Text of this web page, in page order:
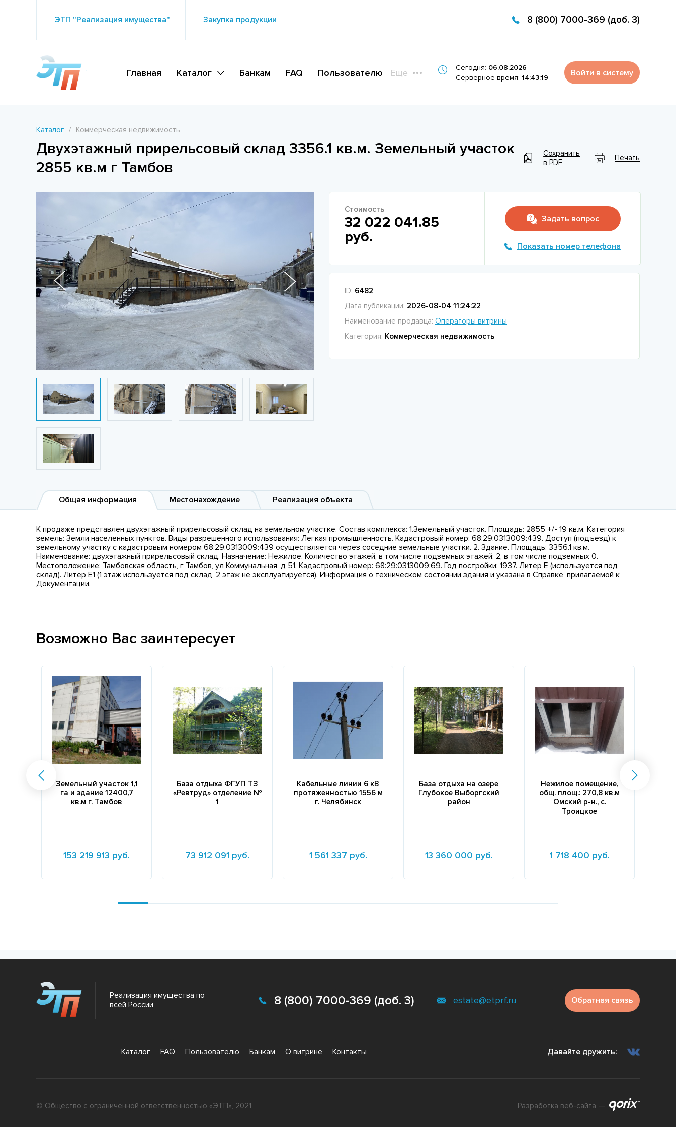
ЭТП "Реализация имущества" Закупка продукции 8 (800) 7000-369 (доб. 3)
Главная Каталог Банкам FAQ Пользователю Еще Сегодня: 06.08.2026
Серверное время: 14:43:19 Войти в систему
Каталог Коммерческая недвижимость
Двухэтажный прирельсовый склад 3356.1 кв.м. Земельный участок
2855 кв.м г Тамбов
Сохранить
в PDF
Печать
Стоимость
32 022 041.85
руб.
Задать вопрос
Показать номер телефона
ID: 6482
Дата публикации: 2026-08-04 11:24:22
Наименование продавца: Операторы витрины
Категория: Коммерческая недвижимость
Общая информация Местонахождение Реализация объекта
К продаже представлен двухэтажный прирельсовый склад на земельном участке. Состав комплекса: 1.Земельный участок. Площадь: 2855 +/- 19 кв.м. Категория
земель: Земли населенных пунктов. Виды разрешенного использования: Легкая промышленность. Кадастровый номер: 68:29:0313009:439. Доступ (подъезд) к
земельному участку с кадастровым номером 68:29:0313009:439 осуществляется через соседние земельные участки. 2. Здание. Площадь: 3356.1 кв.м.
Наименование: двухэтажный прирельсовый склад. Назначение: Нежилое. Количество этажей, в том числе подземных этажей: 2, в том числе подземных 0.
Местоположение: Тамбовская область, г Тамбов, ул Коммунальная, д 51. Кадастровый номер: 68:29:0313009:69. Год постройки: 1937. Литер Е (используется под
склад). Литер Е1 (1 этаж используется под склад, 2 этаж не эксплуатируется). Информация о техническом состоянии здания и указана в Справке, прилагаемой к
Документации.
Возможно Вас заинтересует
Земельный участок 1,1
га и здание 12400,7
кв.м г. Тамбов
153 219 913 руб.
База отдыха ФГУП ТЗ
«Ревтруд» отделение №
1
73 912 091 руб.
Кабельные линии 6 кВ
протяженностью 1556 м
г. Челябинск
1 561 337 руб.
База отдыха на озере
Глубокое Выборгский
район
13 360 000 руб.
Нежилое помещение,
общ. площ.: 270,8 кв.м
Омский р-н., с.
Троицкое
1 718 400 руб.
Реализация имущества по
всей России
8 (800) 7000-369 (доб. 3) estate@etprf.ru Обратная связь
Каталог FAQ Пользователю Банкам О витрине Контакты Давайте дружить:
© Общество с ограниченной ответственностью «ЭТП», 2021 Разработка веб-сайта —